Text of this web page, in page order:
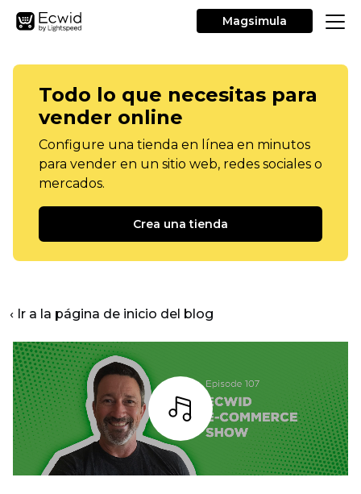
Magsimula
Todo lo que necesitas para
vender online
Configure una tienda en línea en minutos
para vender en un sitio web, redes sociales o
mercados.
Crea una tienda
‹ Ir a la página de inicio del blog
Escuchar